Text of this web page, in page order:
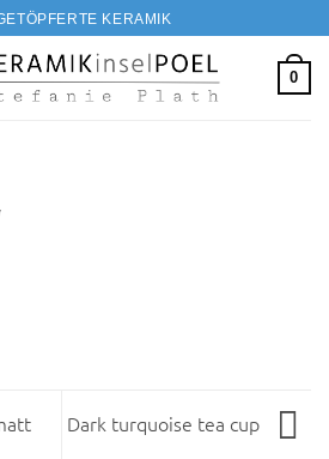
KERAMIK
0
Dark turquoise tea cup